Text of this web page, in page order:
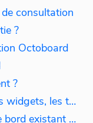
consultation
?
Octoboard
?
Comment gérer les connexions, les widgets, les tableaux de bord et les rapports ?
Comment connecter un tableau de bord existant à une connexion différente ?